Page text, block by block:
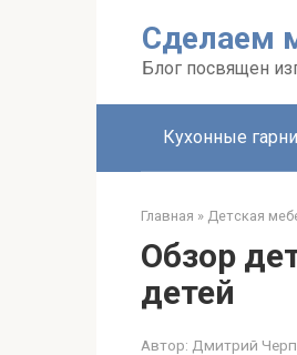
Сделаем
Блог посвящен
Кухонные
Главная » Детская
Обзор
детей
Автор: Дмитрий